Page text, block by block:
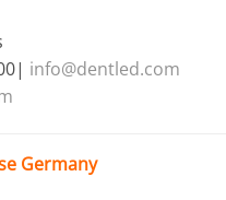
info@dentled.com
Germany